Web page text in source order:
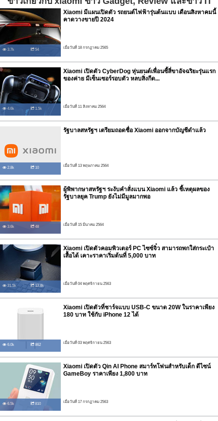
3.7k 54
Xiaomi มีแผนเปิดตัว รถยนต์ไฟฟ้ารุ่นต้นแบบ เดือนสิงหาคมนี้
คาดวางขายปี 2024
เมื่อวันที่ 18 กรกฏาคม 2565
4.6k 1.5k
Xiaomi เปิดตัว CyberDog หุ่นยนต์เพื่อนซี้สี่ขาอัจฉริยะรุ่นแรก
ของค่าย มีเซ็นเซอร์รอบตัว หลบสิ่งกีด...
เมื่อวันที่ 11 สิงหาคม 2564
2.8k 10
รัฐบาลสหรัฐฯ เตรียมถอดชื่อ Xiaomi ออกจากบัญชีดำแล้ว
เมื่อวันที่ 13 พฤษภาคม 2564
3.6k 48
ผู้พิพากษาสหรัฐฯ ระงับคำสั่งแบน Xiaomi แล้ว ชี้เหตุผลของ
รัฐบาลยุค Trump ยังไม่มีมูลมากพอ
เมื่อวันที่ 15 มีนาคม 2564
31.5k 13.8k
Xiaomi เปิดตัวคอมพิวเตอร์ PC ไซซ์จิ๋ว สามารถพกใส่กระเป๋า
เสื้อได้ เคาะราคาเริ่มต้นที่ 5,000 บาท
เมื่อวันที่ 04 พฤศจิกายน 2563
6.0k 862
Xiaomi เปิดตัวที่ชาร์จแบบ USB-C ขนาด 20W ในราคาเพียง
180 บาท ใช้กับ iPhone 12 ได้
เมื่อวันที่ 03 พฤศจิกายน 2563
6.5k 810
Xiaomi เปิดตัว Qin AI Phone สมาร์ทโฟนสำหรับเด็ก ดีไซน์
GameBoy ราคาเพียง 1,800 บาท
เมื่อวันที่ 17 กรกฏาคม 2563